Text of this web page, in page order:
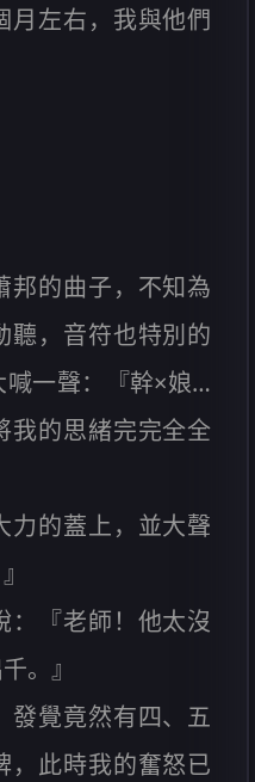
月左右，我與他們
邦的曲子，不知為
聽，音符也特別的
喊一聲：『幹×娘…
我的思緒完完全全
力的蓋上，並大聲
：『老師！他太沒
。』
發覺竟然有四、五
，此時我的奮怒已